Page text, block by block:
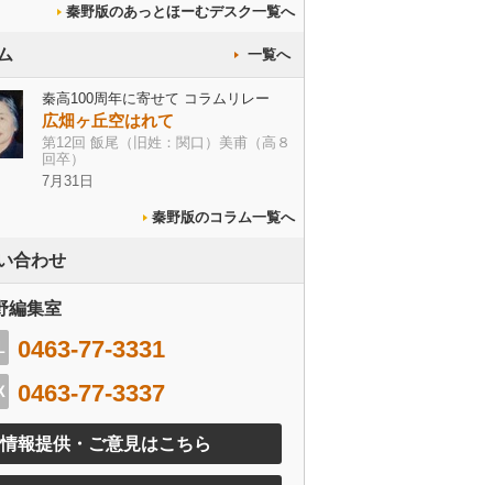
秦野版のあっとほーむデスク一覧へ
一覧へ
秦高100周年に寄せて コラムリレー
広畑ヶ丘空はれて
第12回 飯尾（旧姓：関口）美甫（高８
回卒）
7月31日
秦野版のコラム一覧へ
合わせ
編集室
0463-77-3331
0463-77-3337
情報提供・ご意見はこちら